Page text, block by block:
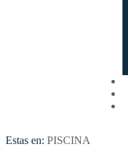
Estas en: PISCINA